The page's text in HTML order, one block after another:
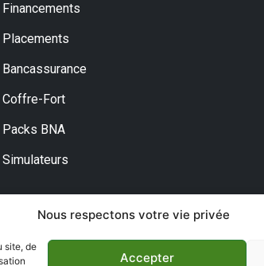
Nous respectons votre vie privée
site, de
Accepter
Financements
Placements
Bancassurance
Coffre-Fort
Packs BNA
Simulateurs